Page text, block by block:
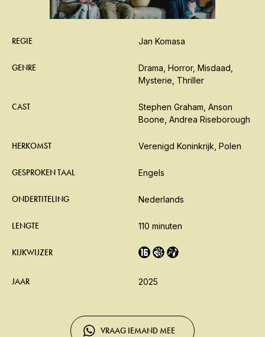
REGIE Jan Komasa
GENRE
Drama, Horror, Misdaad,
Mysterie, Thriller
CAST
Stephen Graham, Anson
Boone, Andrea Riseborough
HERKOMST Verenigd Koninkrijk, Polen
GESPROKEN TAAL Engels
ONDERTITELING Nederlands
LENGTE 110 minuten
KIJKWIJZER
JAAR 2025
VRAAG IEMAND MEE